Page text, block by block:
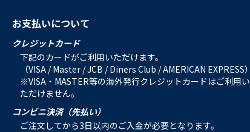
お支払いについて
クレジットカード
下記のカードがご利用いただけます。
（VISA / Master / JCB / Diners Club / AMERICAN EXPRESS）
※VISA・MASTER等の海外発行クレジットカードはご利用い
ただけません。
コンビニ決済（先払い）
ご注文してから3日以内のご入金が必要となります。